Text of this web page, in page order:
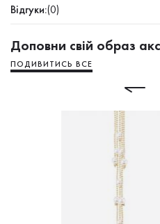
Відгуки:(0)
Доповни свій образ
ПОДИВИТИСЬ ВСЕ